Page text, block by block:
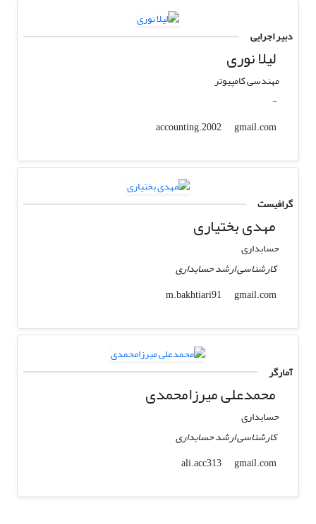
دبیر اجرایی
لیلا نوری
مهندسی کامپیوتر
-
accounting.2002
gmail.com
گرافیست
مهدی بختیاری
حسابداری
کارشناسی ارشد حسابداری
m.bakhtiari91
gmail.com
آمارگر
محمدعلی میرزامحمدی
حسابداری
کارشناسی ارشد حسابداری
ali.acc313
gmail.com